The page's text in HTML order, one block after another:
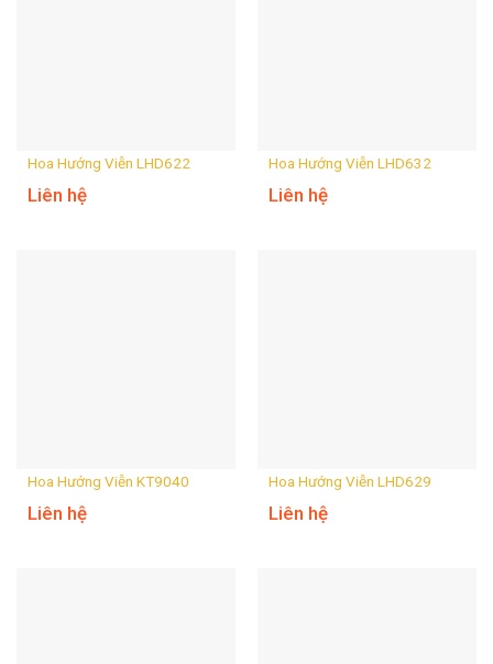
Hoa Hướng Viễn LHD622
Liên hệ
Hoa Hướng Viễn LHD632
Liên hệ
Hoa Hướng Viễn KT9040
Liên hệ
Hoa Hướng Viễn LHD629
Liên hệ